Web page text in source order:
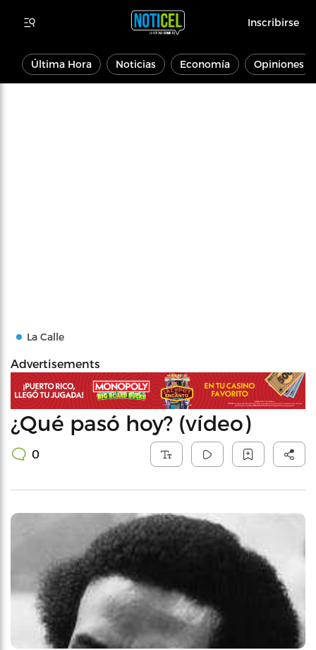
Inscribirse
Última Hora Noticias Economía Opiniones
La Calle
Advertisements
¿Qué pasó hoy? (vídeo)
0